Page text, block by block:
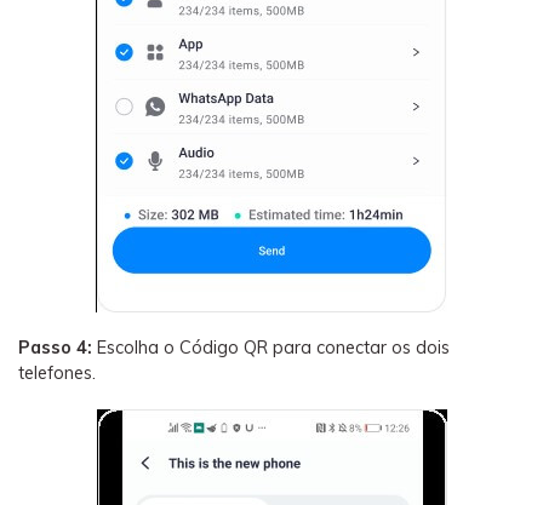
Passo 4: Escolha o Código QR para conectar os dois
telefones.